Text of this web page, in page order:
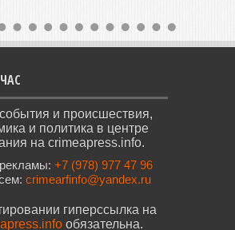
и происшествия,
и политика в центре
на crimeapress.info.
+7 (978) 977 47 96
crimearfinfo@yandex.ru
гиперссылка на
обязательна.